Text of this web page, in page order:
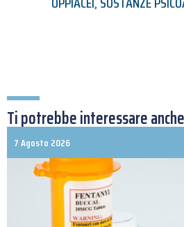
Ti potrebbe interessare anche
7 Agosto 2026